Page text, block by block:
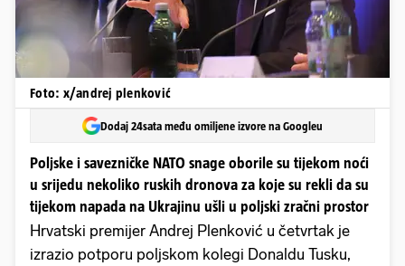
Foto: x/andrej plenković
Dodaj 24sata među omiljene izvore na Googleu
Poljske i savezničke NATO snage oborile su tijekom noći
u srijedu nekoliko ruskih dronova za koje su rekli da su
tijekom napada na Ukrajinu ušli u poljski zračni prostor
Hrvatski premijer Andrej Plenković u četvrtak je
izrazio potporu poljskom kolegi Donaldu Tusku,